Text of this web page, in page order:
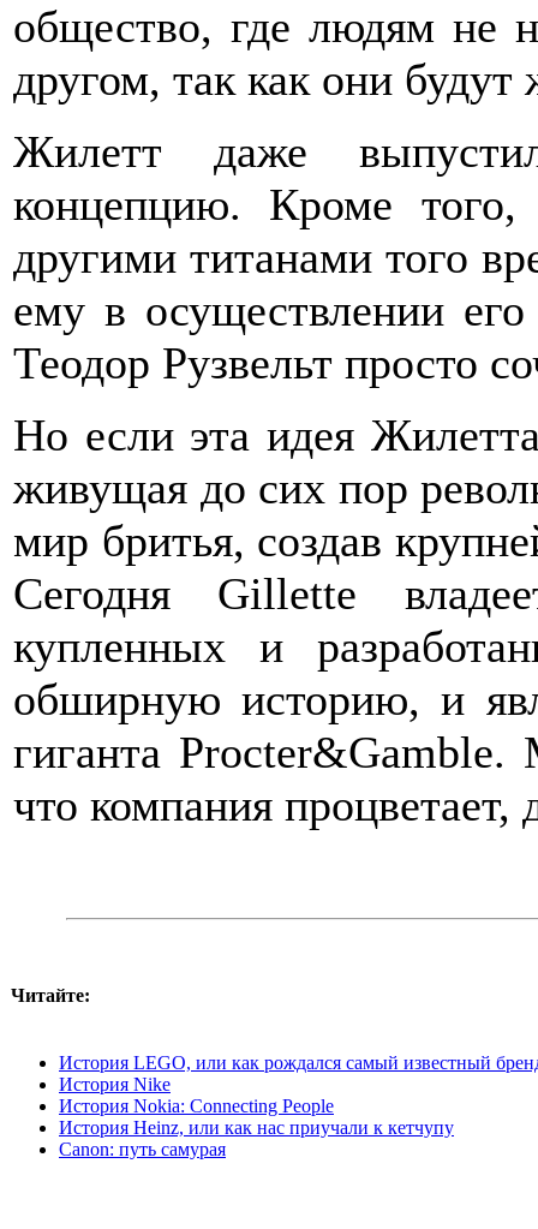
общество, где людям не
другом, так как они
Жилетт даже
концепцию. Кроме того,
другими титанами того
ему в осуществлении
Теодор Рузвельт просто
Но если эта идея
живущая до сих пор
мир бритья, создав
Сегодня Gillette
купленных и
обширную историю, и
гиганта Procter&Gamble.
что компания процветает,
Читайте:
История LEGO, или как рождался самый известный
История Nike
История Nokia: Connecting People
История Heinz, или как нас приучали к кетчупу
Canon: путь самурая